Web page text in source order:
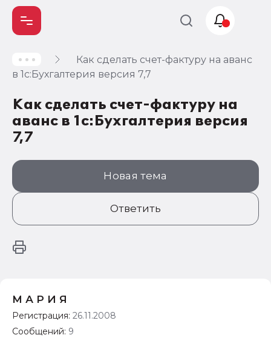
Как сделать счет-фактуру на аванс
в 1с:Бухгалтерия версия 7,7
Как сделать счет-фактуру на
аванс в 1с:Бухгалтерия версия
7,7
Новая тема
Ответить
М А Р И Я
Регистрация: 26.11.2008
Сообщений: 9
Учет и
налогообложение
Автоматизация